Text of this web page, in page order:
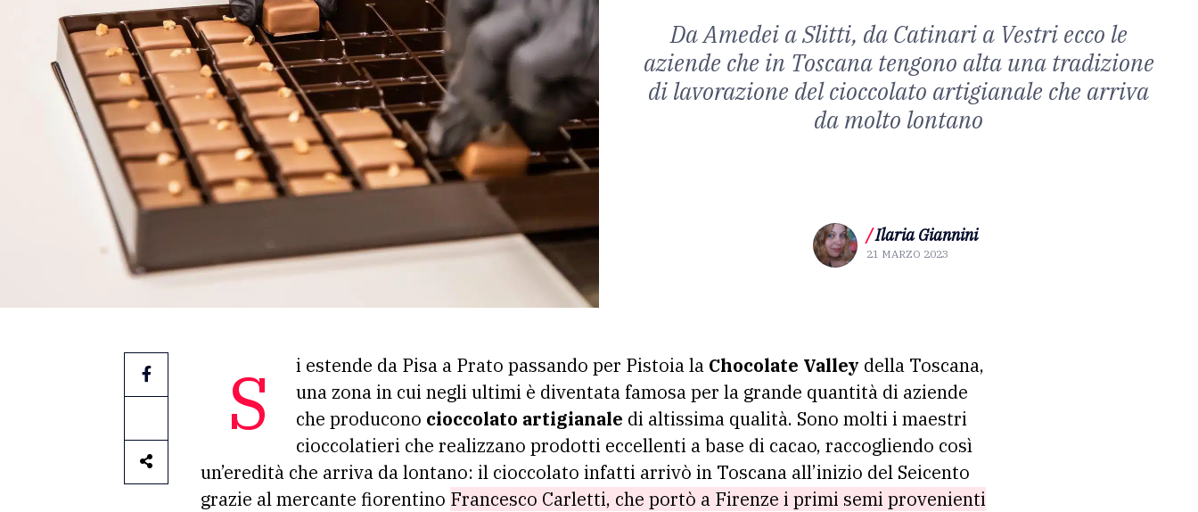
Da Amedei a Slitti, da Catinari a Vestri ecco le
aziende che in Toscana tengono alta una tradizione
di lavorazione del cioccolato artigianale che arriva
da molto lontano
/Ilaria Giannini
21 MARZO 2023
Si estende da Pisa a Prato passando per Pistoia la Chocolate Valley della Toscana,
una zona in cui negli ultimi è diventata famosa per la grande quantità di aziende
che producono cioccolato artigianale di altissima qualità. Sono molti i maestri
cioccolatieri che realizzano prodotti eccellenti a base di cacao, raccogliendo così
un’eredità che arriva da lontano: il cioccolato infatti arrivò in Toscana all’inizio del Seicento
grazie al mercante fiorentino Francesco Carletti, che portò a Firenze i primi semi provenienti